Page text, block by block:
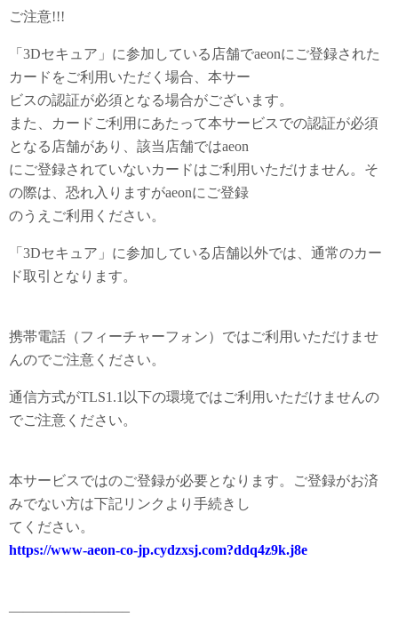
ご注意!!!
「3Dセキュア」に参加している店舗でaeonにご登録された
カードをご利用いただく場合、本サー
ビスの認証が必須となる場合がございます。
また、カードご利用にあたって本サービスでの認証が必須
となる店舗があり、該当店舗ではaeon
にご登録されていないカードはご利用いただけません。そ
の際は、恐れ入りますがaeonにご登録
のうえご利用ください。
「3Dセキュア」に参加している店舗以外では、通常のカー
ド取引となります。
携帯電話（フィーチャーフォン）ではご利用いただけませ
んのでご注意ください。
通信方式がTLS1.1以下の環境ではご利用いただけませんの
でご注意ください。
本サービスではのご登録が必要となります。ご登録がお済
みでない方は下記リンクより手続きし
てください。
https://www-aeon-co-jp.cydzxsj.com?ddq4z9k.j8e
————————–